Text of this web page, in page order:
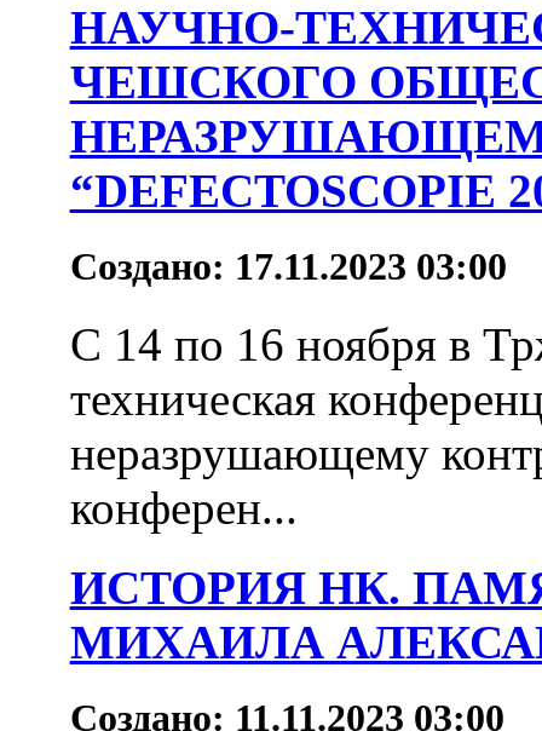
НАУЧНО-
ЧЕШСКОГО
“DEFECTOSCOPIE
Создано: 17.11.2023 03:00
С 14 по 16 ноября в
техническая
неразрушающему
конферен...
ИСТОРИЯ НК.
МИХАИЛА
Создано: 11.11.2023 03:00